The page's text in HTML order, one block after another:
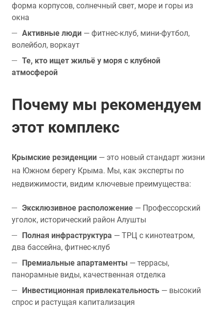
форма корпусов, солнечный свет, море и горы из
окна
Активные люди — фитнес-клуб, мини-футбол,
волейбол, воркаут
Те, кто ищет жильё у моря с клубной
атмосферой
Почему мы рекомендуем
этот комплекс
Крымские резиденции — это новый стандарт жизни
на Южном берегу Крыма. Мы, как эксперты по
недвижимости, видим ключевые преимущества:
Эксклюзивное расположение — Профессорский
уголок, исторический район Алушты
Полная инфраструктура — ТРЦ с кинотеатром,
два бассейна, фитнес-клуб
Премиальные апартаменты — террасы,
панорамные виды, качественная отделка
Инвестиционная привлекательность — высокий
спрос и растущая капитализация